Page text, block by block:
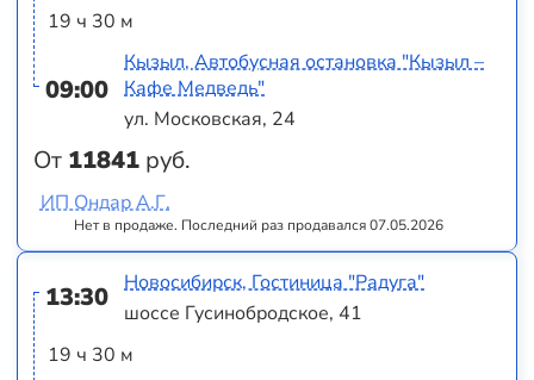
19 ч 30 м
09:00
От 11841 руб.
Кызыл, Автобусная остановка "Кызыл –
Кафе Медведь"
ул. Московская, 24
Нет в продаже. Последний раз продавался 07.05.2026
ИП Ондар А.Г.
13:30
19 ч 30 м
Новосибирск, Гостиница "Радуга"
шоссе Гусинобродское, 41